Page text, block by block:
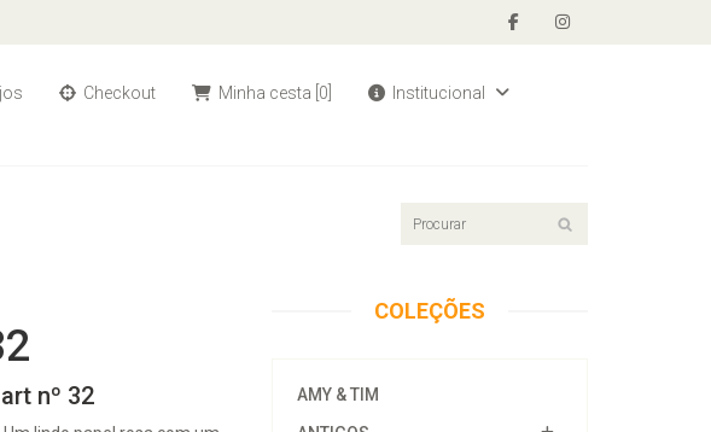
Checkout Minha cesta [0]
Institucional
nº 32
COLEÇÕES
AMY & TIM